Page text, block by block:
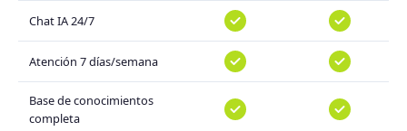
Chat IA 24/7
Atención 7 días/semana
Base de conocimientos
completa